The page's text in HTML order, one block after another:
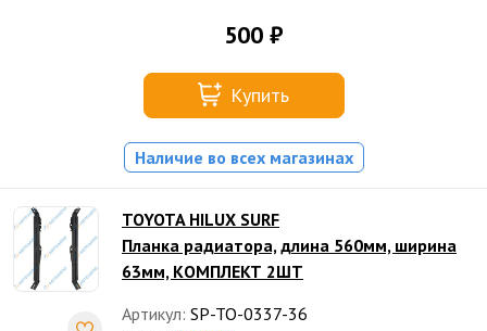
500 ₽
Купить
Наличие во всех магазинах
TOYOTA HILUX SURF
Планка радиатора, длина 560мм, ширина
63мм, КОМПЛЕКТ 2ШТ
Артикул: SP-TO-0337-36